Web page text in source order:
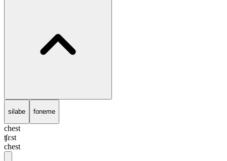
silabe foneme
chest
ʧɛst
chest